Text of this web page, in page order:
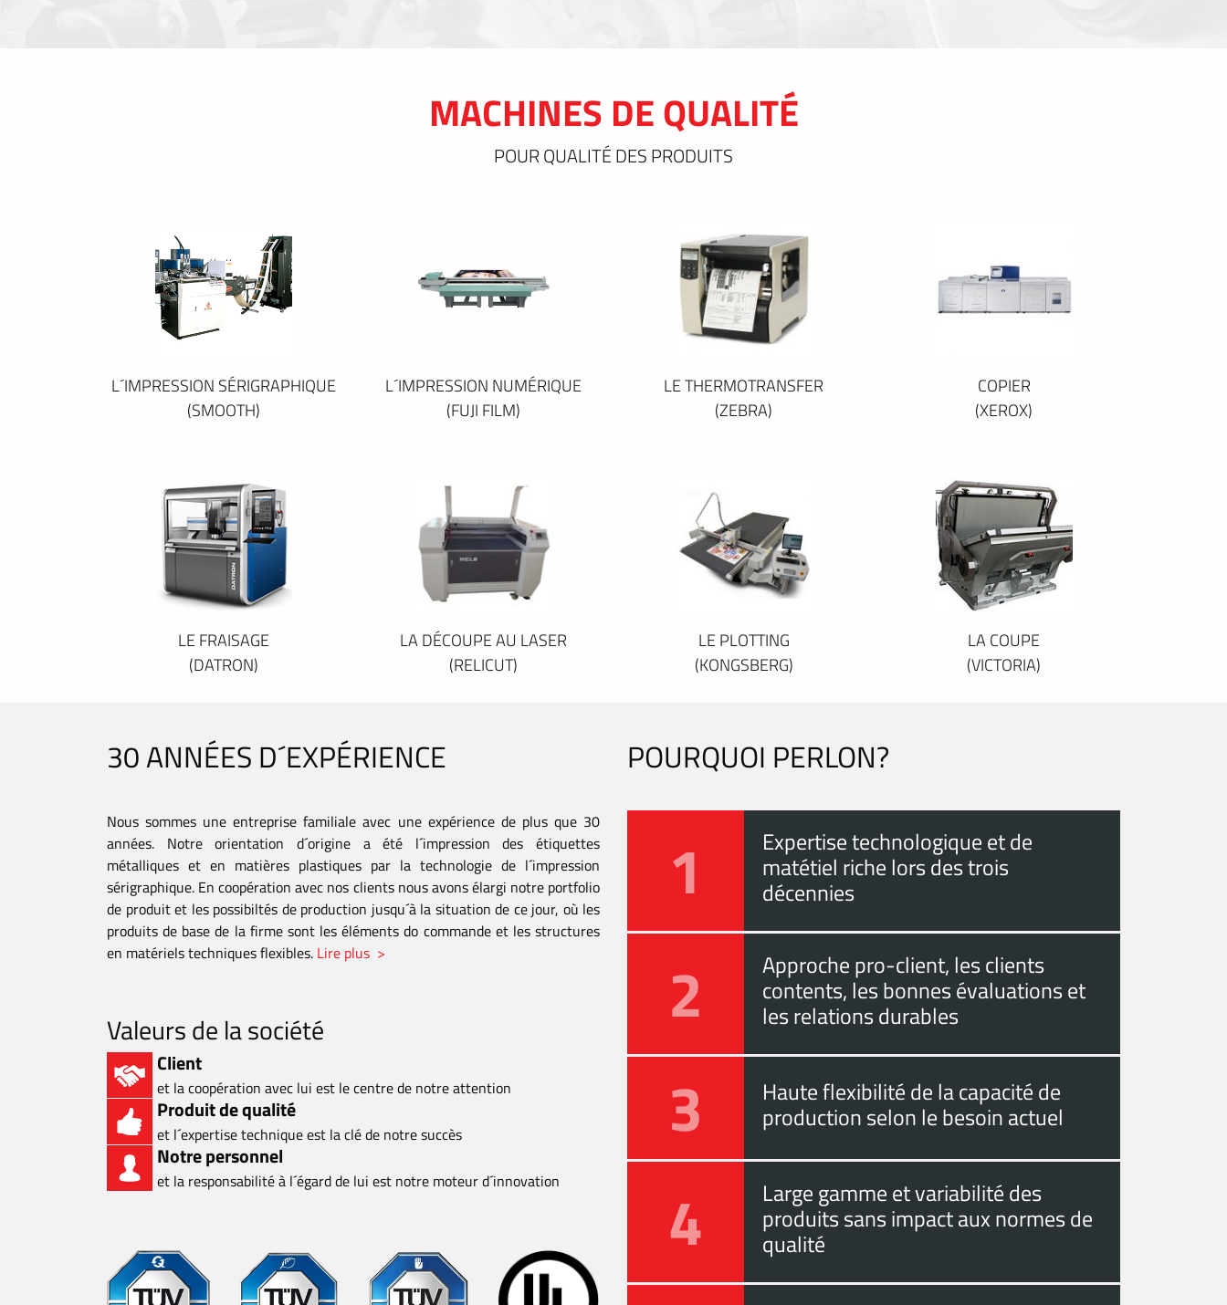
MACHINES DE QUALITÉ
POUR QUALITÉ DES PRODUITS
L´IMPRESSION SÉRIGRAPHIQUE
(SMOOTH)
L´IMPRESSION NUMÉRIQUE
(FUJI FILM)
LE THERMOTRANSFER
(ZEBRA)
COPIER
(XEROX)
LE FRAISAGE
(DATRON)
LA DÉCOUPE AU LASER
(RELICUT)
LE PLOTTING
(KONGSBERG)
LA COUPE
(VICTORIA)
30 ANNÉES D´EXPÉRIENCE
Nous sommes une entreprise familiale avec une expérience de plus que 30
années. Notre orientation d´origine a été l´impression des étiquettes
métalliques et en matières plastiques par la technologie de l´impression
sérigraphique. En coopération avec nos clients nous avons élargi notre portfolio
de produit et les possibiltés de production jusqu´à la situation de ce jour, où les
produits de base de la firme sont les éléments do commande et les structures
en matériels techniques flexibles. Lire plus >
Valeurs de la société
Client
et la coopération avec lui est le centre de notre attention
Produit de qualité
et l´expertise technique est la clé de notre succès
Notre personnel
et la responsabilité à l´égard de lui est notre moteur d´innovation
POURQUOI PERLON?
1 Expertise technologique et de
matétiel riche lors des trois
décennies
2 Approche pro-client, les clients
contents, les bonnes évaluations et
les relations durables
3 Haute flexibilité de la capacité de
production selon le besoin actuel
4 Large gamme et variabilité des
produits sans impact aux normes de
qualité